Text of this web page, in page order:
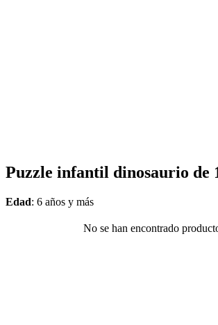
Puzzle infantil dinosaurio de
Edad: 6 años y más
No se han encontrado